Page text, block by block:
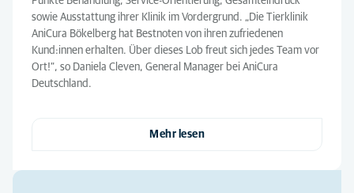
sowie Ausstattung ihrer Klinik im Vordergrund. „Die Tierklinik
AniCura Bökelberg hat Bestnoten von ihren zufriedenen
Kund:innen erhalten. Über dieses Lob freut sich jedes Team vor
Ort!“, so Daniela Cleven, General Manager bei AniCura
Deutschland.
Mehr lesen